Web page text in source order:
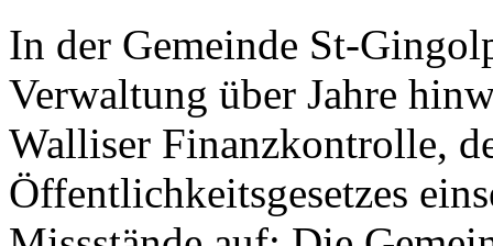
In der Gemeinde St-
Verwaltung über Jahre
Walliser Finanzkontrolle,
Öffentlichkeitsgesetzes